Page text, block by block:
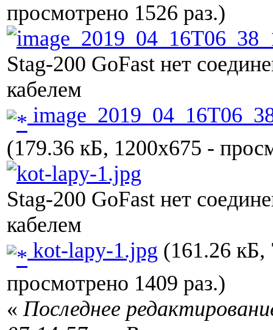
просмотрено 1526 раз.)
Stag-200 GoFast нет
кабелем
(179.36 кБ, 1200x675 -
Stag-200 GoFast нет
кабелем
kot-lapy-1.jpg (161.26 кБ,
просмотрено 1409 раз.)
«Последнее